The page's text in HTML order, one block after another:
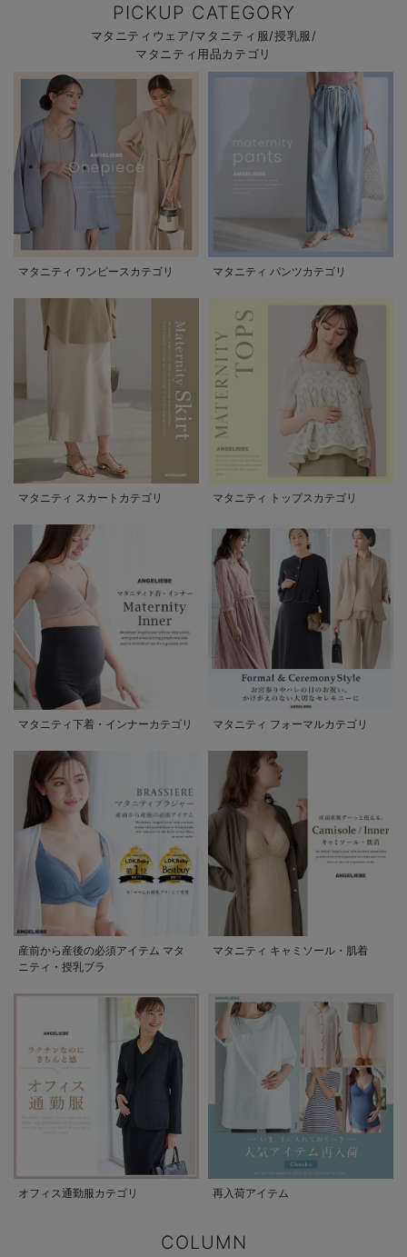
PICKUP CATEGORY
マタニティウェア/マタニティ服/授乳服/
マタニティ用品カテゴリ
マタニティ ワンピースカテゴリ マタニティ パンツカテゴリ
マタニティ スカートカテゴリ マタニティ トップスカテゴリ
マタニティ下着・インナーカテゴリ マタニティ フォーマルカテゴリ
産前から産後の必須アイテム マタ
ニティ・授乳ブラ
マタニティ キャミソール・肌着
オフィス通勤服カテゴリ 再入荷アイテム
COLUMN